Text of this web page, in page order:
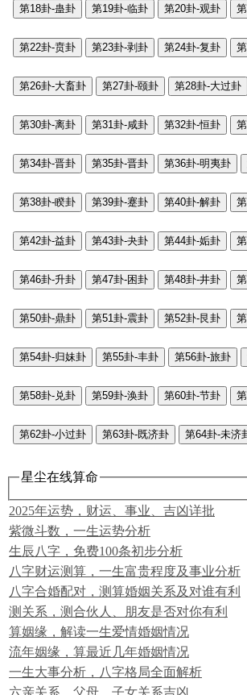
第18卦-蛊卦 第19卦-临卦 第20卦-观卦
第22卦-贲卦 第23卦-剥卦 第24卦-复卦
第26卦-大畜卦 第27卦-颐卦 第28卦-大过卦
第30卦-离卦 第31卦-咸卦 第32卦-恒卦
第34卦-晋卦 第35卦-晋卦 第36卦-明夷卦
第38卦-睽卦 第39卦-蹇卦 第40卦-解卦
第42卦-益卦 第43卦-夬卦 第44卦-姤卦
第46卦-升卦 第47卦-困卦 第48卦-井卦
第50卦-鼎卦 第51卦-震卦 第52卦-艮卦
第54卦-归妹卦 第55卦-丰卦 第56卦-旅卦
第58卦-兑卦 第59卦-涣卦 第60卦-节卦
第62卦-小过卦 第63卦-既济卦 第64卦-未济
星尘在线算命
2025年运势，财运、事业、吉凶详批
紫微斗数，一生运势分析
生辰八字，免费100条初步分析
八字财运测算，一生富贵程度及事业分析
八字合婚配对，测算婚姻关系及对谁有利
测关系，测合伙人、朋友是否对你有利
算姻缘，解读一生爱情婚姻情况
流年姻缘，算最近几年婚姻情况
一生大事分析，八字格局全面解析
六亲关系，父母、子女关系吉凶